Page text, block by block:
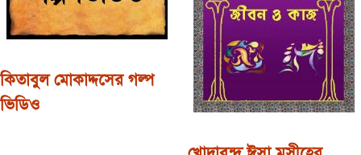
কিতাবুল মোকাদ্দসের গল্প
ভিডিও